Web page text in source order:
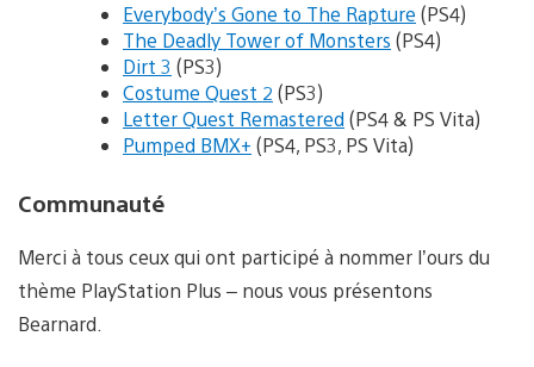
Everybody’s Gone to The Rapture (PS4)
The Deadly Tower of Monsters (PS4)
Dirt 3 (PS3)
Costume Quest 2 (PS3)
Letter Quest Remastered (PS4 & PS Vita)
Pumped BMX+ (PS4, PS3, PS Vita)
Communauté
Merci à tous ceux qui ont participé à nommer l’ours du
thème PlayStation Plus – nous vous présentons
Bearnard.